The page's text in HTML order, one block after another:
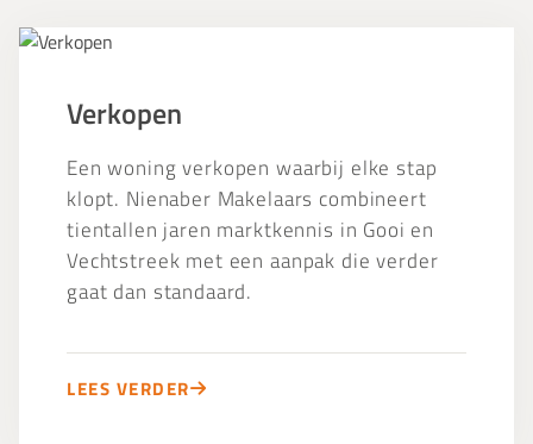
Verkopen
Verkopen
Een woning verkopen waarbij elke stap
klopt. Nienaber Makelaars combineert
tientallen jaren marktkennis in Gooi en
Vechtstreek met een aanpak die verder
gaat dan standaard.
LEES VERDER